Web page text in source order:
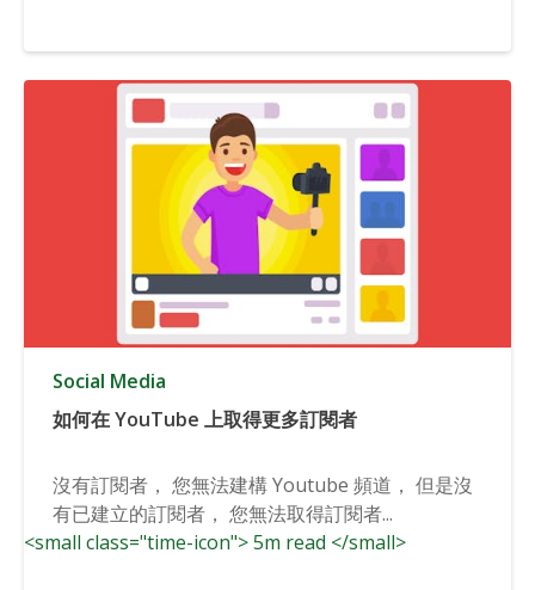
Social Media
如何在 YouTube 上取得更多訂閱者
沒有訂閱者， 您無法建構 Youtube 頻道， 但是沒
有已建立的訂閱者， 您無法取得訂閱者...
<small class="time-icon"> 5m read </small>